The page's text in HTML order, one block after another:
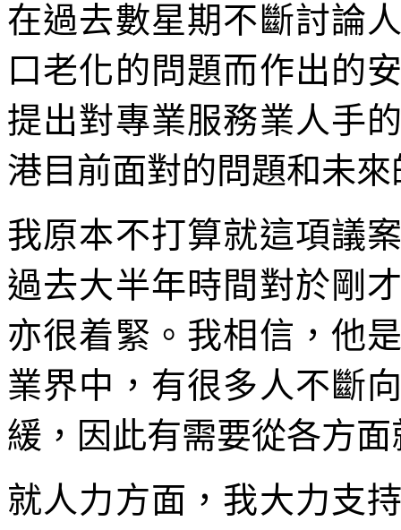
在過去數星期不斷討論
口老化的問題而作出的
提出對專業服務業人手
港目前面對的問題和未
我原本不打算就這項議
過去大半年時間對於剛
亦很着緊。我相信，他
業界中，有很多人不斷
緩，因此有需要從各方
就人力方面，我大力支